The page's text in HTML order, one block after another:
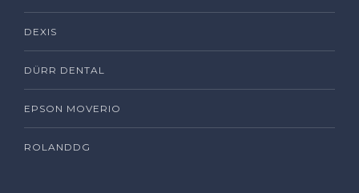
DEXIS
DÜRR DENTAL
EPSON MOVERIO
ROLANDDG